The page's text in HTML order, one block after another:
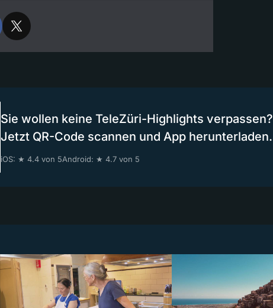
Sie wollen keine TeleZüri-Highlights verpassen?
Jetzt QR-Code scannen und App herunterladen.
iOS: ★ 4.4 von 5Android: ★ 4.7 von 5